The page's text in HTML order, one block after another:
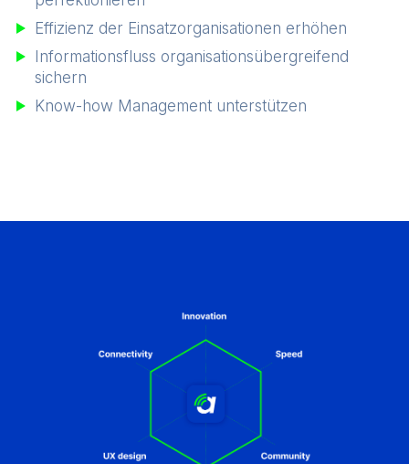
Effizienz der Einsatzorganisationen erhöhen
Informationsfluss organisationsübergreifend
sichern
Know-how Management unterstützen